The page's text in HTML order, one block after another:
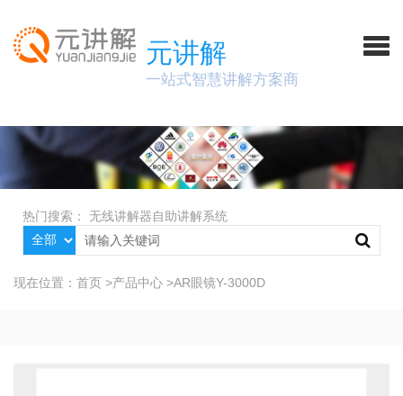
元讲解
一站式智慧讲解方案商
热门搜索： 无线讲解器自助讲解系统
现在位置： 首页 >产品中心 >AR眼镜Y-3000D